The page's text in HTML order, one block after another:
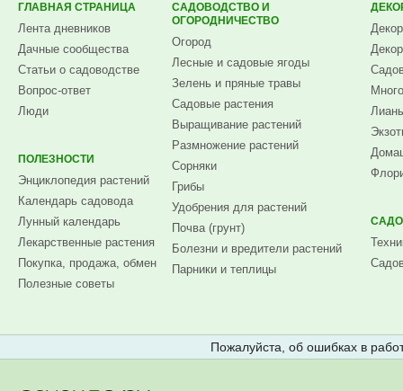
ГЛАВНАЯ СТРАНИЦА
Лента дневников
Дачные сообщества
Статьи о садоводстве
Вопрос-ответ
Люди
ПОЛЕЗНОСТИ
Энциклопедия растений
Календарь садовода
Лунный календарь
Лекарственные растения
Покупка, продажа, обмен
Полезные советы
САДОВОДСТВО И
ОГОРОДНИЧЕСТВО
Огород
Лесные и садовые ягоды
Зелень и пряные травы
Садовые растения
Выращивание растений
Размножение растений
Сорняки
Грибы
Удобрения для растений
Почва (грунт)
Болезни и вредители растений
Парники и теплицы
Пожалуйста, об ошибках в